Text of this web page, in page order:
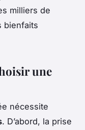
milliers de
bienfaits
une
nécessite
. D’abord, la prise